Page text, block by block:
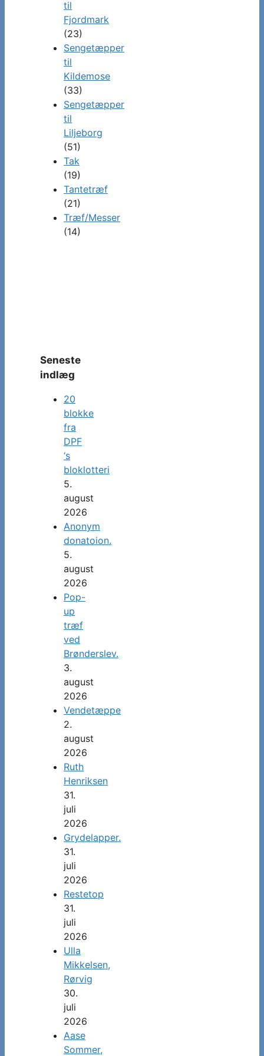
til
Fjordmark
(23)
Sengetæpper
til
Kildemose
(33)
Sengetæpper
til
Liljeborg
(51)
Tak
(19)
Tantetræf
(21)
Træf/Messer
(14)
Seneste
indlæg
20
blokke
fra
DPF
‘s
bloklotteri
5.
august
2026
Anonym
donatoion.
5.
august
2026
Pop-
up
træf
ved
Brønderslev.
3.
august
2026
Vendetæppe
2.
august
2026
Ruth
Henriksen
31.
juli
2026
Grydelapper.
31.
juli
2026
Restetop
31.
juli
2026
Ulla
Mikkelsen,
Rørvig
30.
juli
2026
Aase
Sommer,